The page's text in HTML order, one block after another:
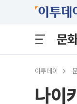
문
이투데이
나이